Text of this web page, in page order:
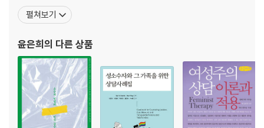
제9장 진로정보의 탐색 ······································································
·· 127
2. 진로정보 탐색 방법 129
3. 진로정보 탐색의 유의점 139
04 진로 계획 및 실행
제10장 진로의사결정의 이해 ······························································
교육 전공으로 박사 학위를 받고, 2016년 시애틀퍼시픽대학교(Sea
ttle Pacific University)의 학교상담 전공 조교수로 임용되어 3년
다. 주로 성소수자 상
펼쳐보기
윤은희의 다른 상품